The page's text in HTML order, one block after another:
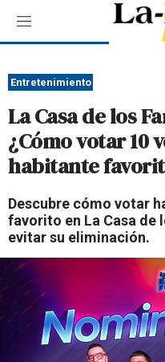
M
e
ú
Entretenimiento
La Casa de los
¿Cómo votar 10
habitante
Descubre cómo votar
favorito en La Casa de
evitar su eliminación.